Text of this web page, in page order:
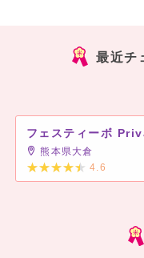
最近チ
熊本県大倉
4.6